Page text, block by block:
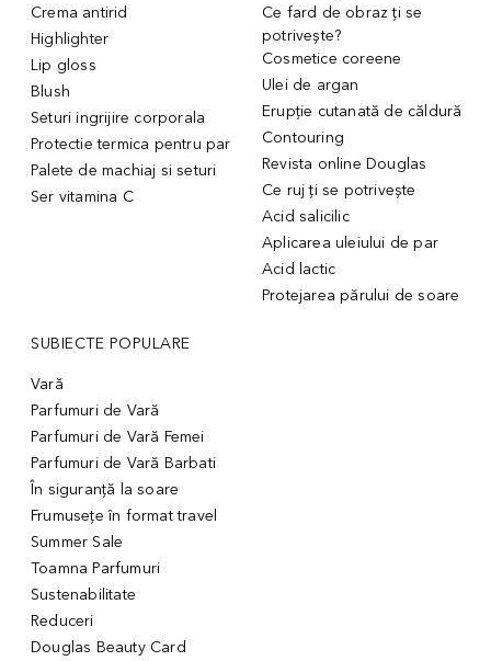
Crema antirid
Highlighter
Lip gloss
Blush
Seturi ingrijire corporala
Protectie termica pentru par
Palete de machiaj si seturi
Ser vitamina C
Ce fard de obraz ți se
potrivește?
Cosmetice coreene
Ulei de argan
Erupție cutanată de căldură
Contouring
Revista online Douglas
Ce ruj ți se potrivește
Acid salicilic
Aplicarea uleiului de par
Acid lactic
Protejarea părului de soare
SUBIECTE POPULARE
Vară
Parfumuri de Vară
Parfumuri de Vară Femei
Parfumuri de Vară Barbati
În siguranță la soare
Frumusețe în format travel
Summer Sale
Toamna Parfumuri
Sustenabilitate
Reduceri
Douglas Beauty Card